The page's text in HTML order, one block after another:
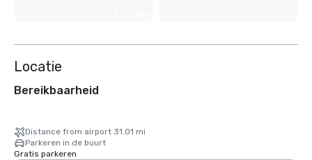
Locatie
Bereikbaarheid
Distance from airport 31.01 mi
Parkeren in de buurt
Gratis parkeren